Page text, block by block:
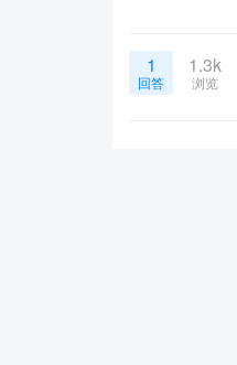
1
回答
1.3k
浏览